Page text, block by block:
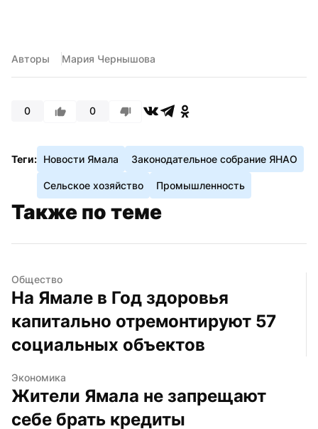
Авторы Мария Чернышова
0 0
Теги: Новости Ямала Законодательное собрание ЯНАО
Сельское хозяйство Промышленность
Также по теме
Общество
На Ямале в Год здоровья
капитально отремонтируют 57
социальных объектов
Экономика
Жители Ямала не запрещают
себе брать кредиты